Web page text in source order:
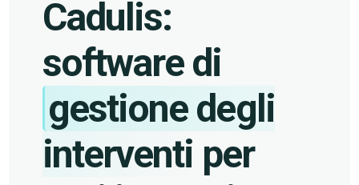
Cadulis:
software di
gestione degli
interventi per